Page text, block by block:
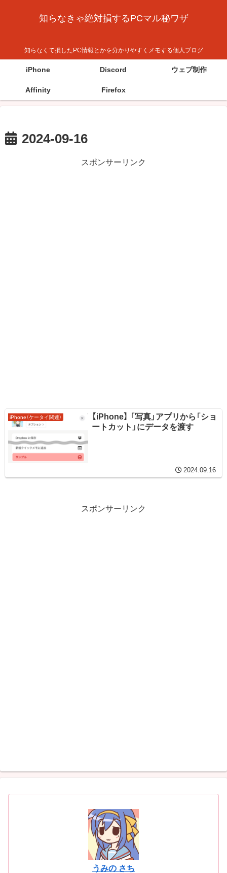
知らなきゃ絶対損するPCマル秘ワザ
知らなくて損したPC情報とかを分かりやすくメモする個人ブログ
iPhone Discord ウェブ制作
Affinity Firefox
2024-09-16
スポンサーリンク
iPhone（ケータイ関連）
【iPhone】 「写真」アプリから「ショ
ートカット」にデータを渡す
2024.09.16
スポンサーリンク
うみの さち